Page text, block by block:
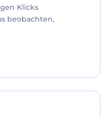
Klicks
beobachten,